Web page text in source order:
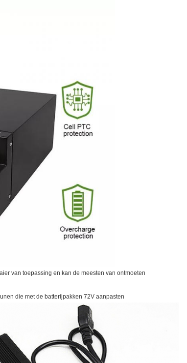
van toepassing en kan de meesten van ontmoeten
die met de batterijpakken 72V aanpasten